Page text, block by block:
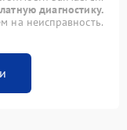
диагностику.
на неисправность.